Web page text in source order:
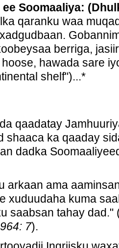
Soomaaliya:
qaranku waa
berriga,
hawada sare
shelf")...*
qaadatay
shaaca ka qaaday
dadka
arkaan ama
xuduudaha kuma
saabsan tahay
7).